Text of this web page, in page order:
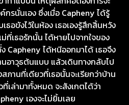
รนั่นเอง ซึ่งเมื่อ Capheny ได้รู้
ธอขังไว้ในห้อง เธอเองรู้สึกสิ้นหวัง
ม่ที่เธอรักนั้น ได้หายไปจากใจของ
Capheny ได้หนีออกมาได้ เธอจึง
อาวุธต้นแบบ แล้วเดินทางกลับไป
ภานที่เดียวที่เธอนั้นจะเรียกว่าบ้าน
ที่เล่ามาทั้งหมด จะสังเกตได้ว่า
เองจะไม่ยิ้มเลย